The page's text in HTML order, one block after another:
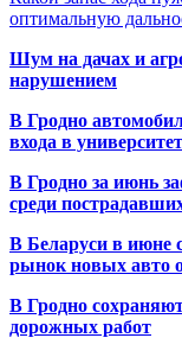
оптимальную
Шум на дачах и
нарушением
В Гродно
входа в университет
В Гродно за июнь
среди
В Беларуси в июне
рынок новых авто
В Гродно
дорожных работ